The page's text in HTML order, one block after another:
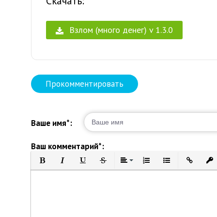
Взлом (много денег) v 1.3.0
Прокомментировать
Ваше имя*:
Ваш комментарий*:
Полужирный
КурсивПодчеркнутый
ЗачеркнутыйВыравнивание
Нумерованный список
Маркированный
Вставить